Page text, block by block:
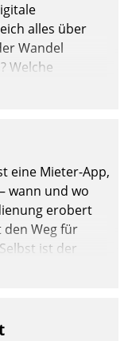
alles über
Wandel
Welche
eine Mieter-App,
wann und wo
erobert
Weg für
ist der